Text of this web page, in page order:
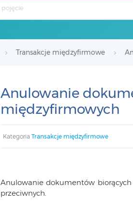
Transakcje międzyfirmowe
Anulowanie
międzyfirmowych
Kategoria Transakcje międzyfirmowe
Anulowanie dokumentów
przeciwnych.